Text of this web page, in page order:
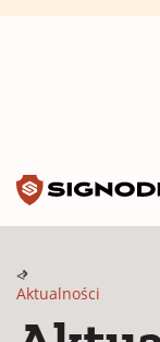
Aktualności